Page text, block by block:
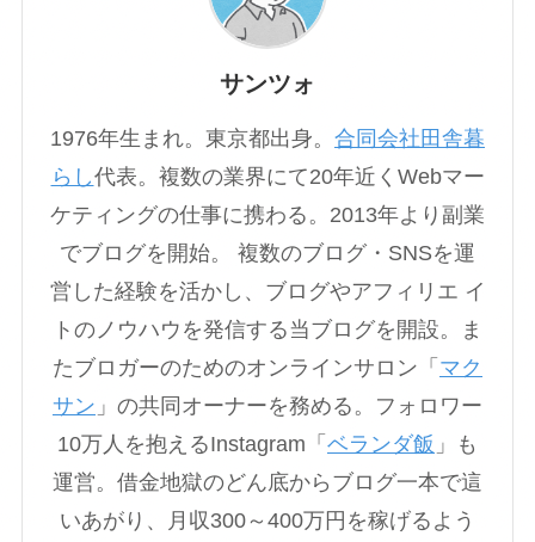
サンツォ
1976年生まれ。東京都出身。 合同会社田舎暮
らし代表。複数の業界にて20年近くWebマー
ケティングの仕事に携わる。2013年より副業
でブログを開始。 複数のブログ・SNSを運
営した経験を活かし、ブログやアフィリエ イ
トのノウハウを発信する当ブログを開設。ま
たブロガーのためのオンラインサロン「 マク
サン 」の共同オーナーを務める。フォロワー
10万人を抱えるInstagram「 ベランダ飯 」も
運営。借金地獄のどん底からブログ一本で這
いあがり、月収300～400万円を稼げるよう